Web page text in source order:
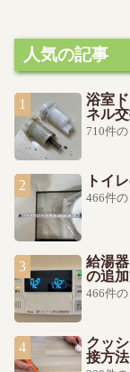
人気の記事
浴室
ネル
710件
トイ
466件
給湯
の追
466件
クッ
接方法